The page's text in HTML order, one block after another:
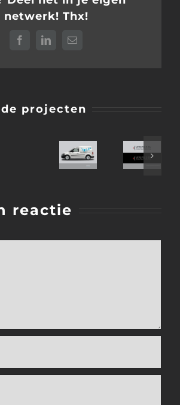
netwerk! Thx!
FacebookLinkedIn
E-
projecten
reactie